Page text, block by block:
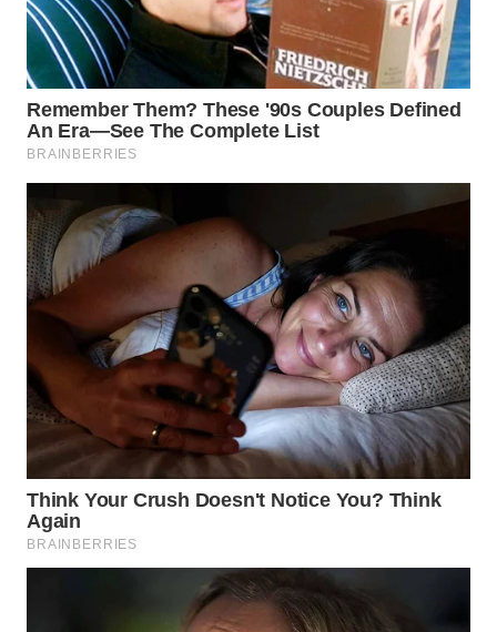
WN
TEBING
TINGGI
WN
PAKPAK
KARAWANG
WN
BEKASI
WN
BOGOR
WN
DEPOK
WN
TAPANULI
UTARA